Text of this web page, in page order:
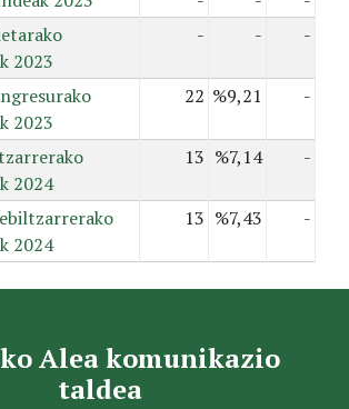
2023
- - -
2023
22 %9,21 -
2024
13 %7,14 -
2024
13 %7,43 -
Alea komunikazio
taldea